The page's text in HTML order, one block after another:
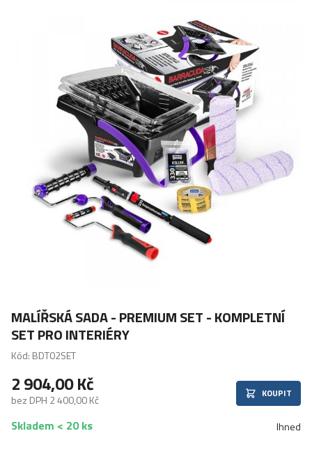
MALÍŘSKÁ SADA - PREMIUM SET - KOMPLETNÍ
SET PRO INTERIÉRY
Kód: BDT02SET
2 904,00 Kč
bez DPH 2 400,00 Kč KOUPIT
Skladem < 20 ks Ihned